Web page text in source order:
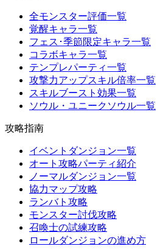
全モンスター評価一覧
覚醒キャラ一覧
フェス･季節限定キャラ一覧
コラボキャラ一覧
テンプレパーティ一覧
攻撃力アップスキル倍率一覧
スキルブースト効果一覧
ソウル・ユニークソウル一覧
攻略指南
イベントダンジョン一覧
オート攻略パーティ紹介
ノーマルダンジョン一覧
協力マップ攻略
ランバト攻略
モンスター討伐攻略
召喚士の試練攻略
ロールダンジョンの進め方